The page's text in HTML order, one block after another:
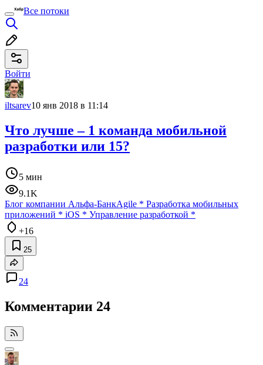
Все потоки
Войти
iltsarev10 янв 2018 в 11:14
Что лучше – 1 команда мобильной
разработки или 15?
5 мин
9.1K
Блог компании Альфа-БанкAgile * Разработка мобильных
приложений * iOS * Управление разработкой *
+16
25
24
Комментарии 24